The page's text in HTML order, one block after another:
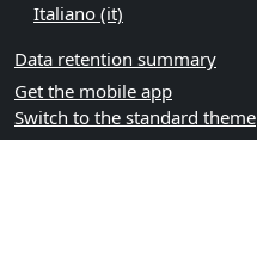
Italiano ‎(it)‎
Data retention summary
Get the mobile app
Switch to the standard theme